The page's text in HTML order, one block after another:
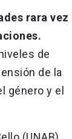
rara vez
de
de la
género y el